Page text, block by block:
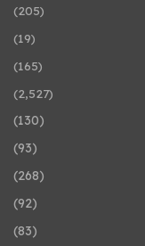
(205)
(19)
(165)
(2٬527)
(130)
(93)
(268)
(92)
(83)